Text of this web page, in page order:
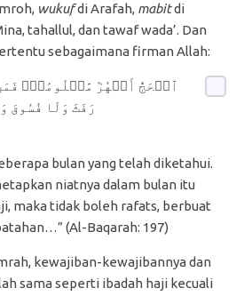
wukufdi Arafah, mabitdi
tahallul, dan tawaf wada’. Dan
sebagaimana firman Allah:
ٱلۡحَجُّ أَشۡهُرٞ مَّعۡلُومَٰتٞۚ فَمَن
رَفَثَ وَلَا
bulan yang telah diketahui.
niatnya dalam bulan itu
maka tidak boleh rafats, berbuat
(Al-Baqarah: 197)
kewajiban-kewajibannya dan
sama seperti ibadah haji kecuali